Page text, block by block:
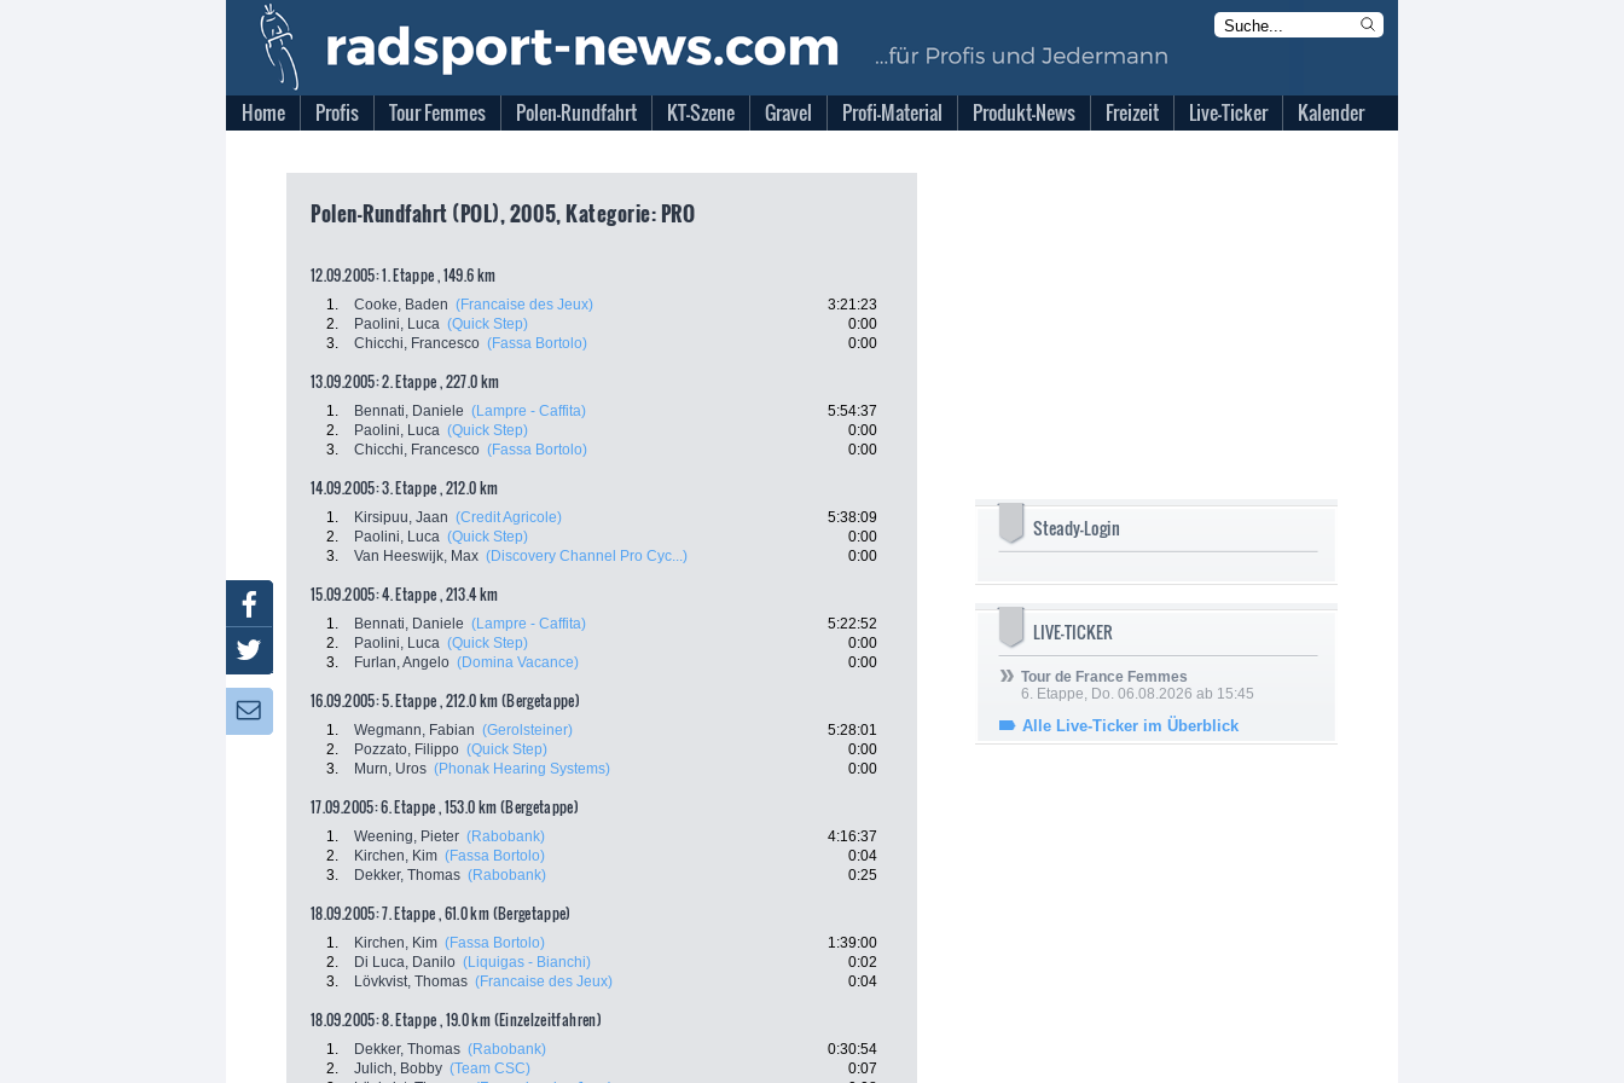
Home Profis Tour Femmes Polen-Rundfahrt KT-Szene Gravel Profi-Material Produkt-News Freizeit Live-Ticker Kalender
Polen-Rundfahrt (POL), 2005, Kategorie: PRO
12.09.2005: 1. Etappe , 149.6 km
1. Cooke, Baden (Francaise des Jeux)
3:21:23
2.
Paolini, Luca (Quick Step)
0:00
3.
Chicchi, Francesco (Fassa Bortolo) 0:00
13.09.2005: 2. Etappe , 227.0 km
1. Bennati, Daniele (Lampre - Caffita)
5:54:37
2.
Paolini, Luca (Quick Step)
0:00
3.
Chicchi, Francesco (Fassa Bortolo) 0:00
14.09.2005: 3. Etappe , 212.0 km
1. Kirsipuu, Jaan (Credit Agricole)
5:38:09
2.
Paolini, Luca (Quick Step)
0:00
3.
Van Heeswijk, Max (Discovery Channel Pro Cyc...) 0:00
15.09.2005: 4. Etappe , 213.4 km
1. Bennati, Daniele (Lampre - Caffita)
5:22:52
2.
Paolini, Luca (Quick Step)
0:00
3.
Furlan, Angelo (Domina Vacance) 0:00
16.09.2005: 5. Etappe , 212.0 km (Bergetappe)
1. Wegmann, Fabian (Gerolsteiner)
5:28:01
2.
Pozzato, Filippo (Quick Step)
0:00
3.
Murn, Uros (Phonak Hearing Systems) 0:00
17.09.2005: 6. Etappe , 153.0 km (Bergetappe)
1. Weening, Pieter (Rabobank)
4:16:37
2.
Kirchen, Kim (Fassa Bortolo)
0:04
3.
Dekker, Thomas (Rabobank) 0:25
18.09.2005: 7. Etappe , 61.0 km (Bergetappe)
1. Kirchen, Kim (Fassa Bortolo)
1:39:00
2.
Di Luca, Danilo (Liquigas - Bianchi)
0:02
3.
Lövkvist, Thomas (Francaise des Jeux) 0:04
18.09.2005: 8. Etappe , 19.0 km (Einzelzeitfahren)
1. Dekker, Thomas (Rabobank)
0:30:54
2.
Julich, Bobby (Team CSC)
0:07
Steady-Login
LIVE-TICKER
Tour de France Femmes
6. Etappe, Do. 06.08.2026 ab 15:45
Alle Live-Ticker im Überblick
Facebook
Twitter
Newsletter: